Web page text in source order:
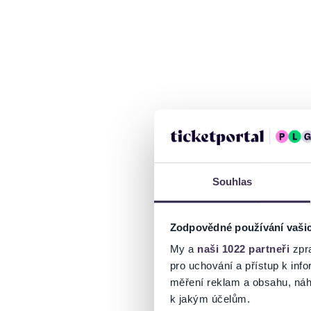
Souhlas
Zodpovědné používání
My a naši 1022 partneři
pro uchování a přístup k
měření reklam a obsahu,
k jakým účelům.